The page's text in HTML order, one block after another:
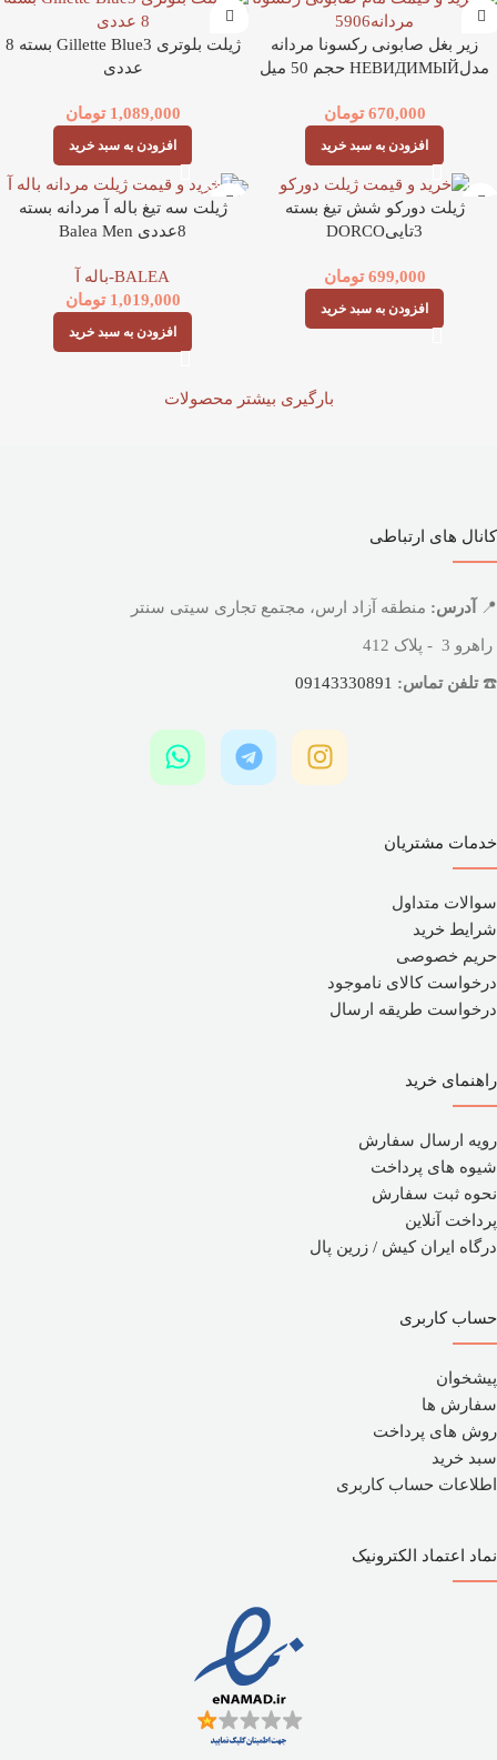
زیر بغل صابونی رکسونا مردانه
مدلНЕВИДИМЫЙ حجم 50 میل
670,000 تومان
افزودن به سبد خرید
ژیلت بلوتری Gillette Blue3 بسته 8
عددی
1,089,000 تومان
افزودن به سبد خرید
ژیلت دورکو شش تیغ بسته
3تاییDORCO
699,000 تومان
افزودن به سبد خرید
ژیلت سه تیغ باله آ مردانه بسته
8عددی Balea Men
BALEA-باله آ
1,019,000 تومان
افزودن به سبد خرید
بارگیری بیشتر محصولات
کانال های ارتباطی
📍 آدرس: منطقه آزاد ارس، مجتمع تجاری سیتی سنتر
راهرو 3 - پلاک 412
☎️تلفن تماس: 09143330891
خدمات مشتریان
سوالات متداول
شرایط خرید
حریم خصوصی
درخواست کالای ناموجود
درخواست طریقه ارسال
راهنمای خرید
رویه ارسال سفارش
شیوه های پرداخت
نحوه ثبت سفارش
پرداخت آنلاین
درگاه ایران کیش / زرین پال
حساب کاربری
پیشخوان
سفارش ها
روش های پرداخت
سبد خرید
اطلاعات حساب کاربری
نماد اعتماد الکترونیک